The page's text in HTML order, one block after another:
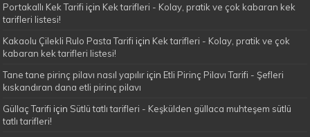
Portakallı Kek Tarifi için Kek tarifleri - Kolay, pratik ve çok kabaran kek
tarifleri listesi!
Kakaolu Çilekli Rulo Pasta Tarifi için Kek tarifleri - Kolay, pratik ve çok
kabaran kek tarifleri listesi!
Tane tane pirinç pilavı nasıl yapılır için Etli Pirinç Pilavı Tarifi - Şefleri
kıskandıran dana etli pirinç pilavı
Güllaç Tarifi için Sütlü tatlı tarifleri - Keşkülden güllaca muhteşem sütlü
tatlı tarifleri!